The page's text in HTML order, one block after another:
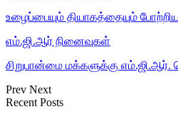
உழைப்பையும் தியாகத்தையும்
எம்.ஜி.ஆர் நினைவுகள்
சிறுபான்மை மக்களுக்கு எம்.ஜி.ஆர்.
Prev Next
Recent Posts